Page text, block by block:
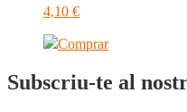
4,10 €
Comprar
Subscriu-te al